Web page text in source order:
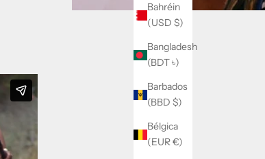
Bahréin
(USD $)
Bangladesh
(BDT ৳)
Barbados
(BBD $)
Bélgica
(EUR €)